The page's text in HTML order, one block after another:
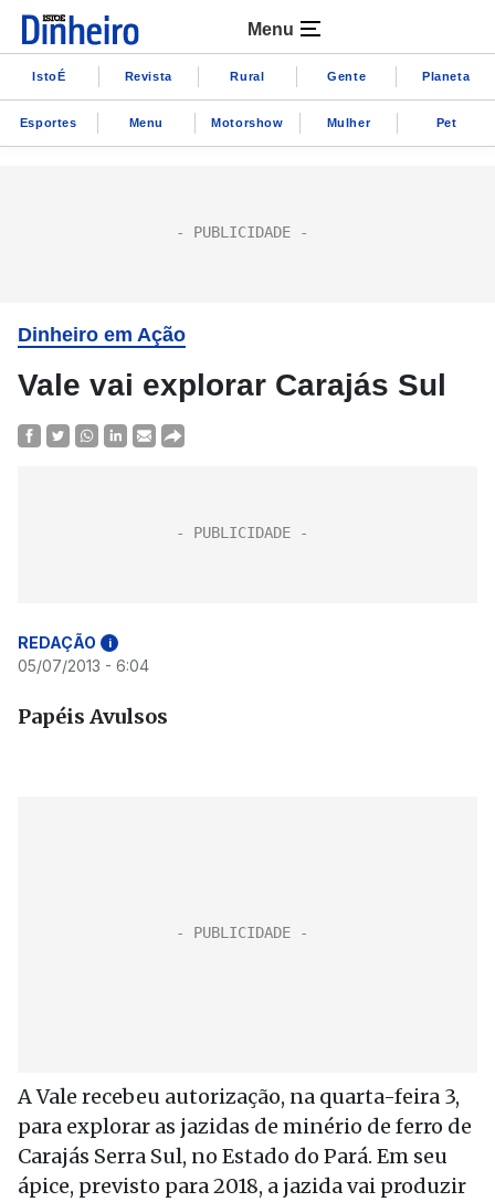
Menu
IstoÉ Revista Rural Gente Planeta
Esportes Menu Motorshow Mulher Pet
Dinheiro em Ação
Vale vai explorar Carajás Sul
REDAÇÃO i
05/07/2013 - 6:04
Papéis Avulsos
A Vale recebeu autorização, na quarta-feira 3,
para explorar as jazidas de minério de ferro de
Carajás Serra Sul, no Estado do Pará. Em seu
ápice, previsto para 2018, a jazida vai produzir